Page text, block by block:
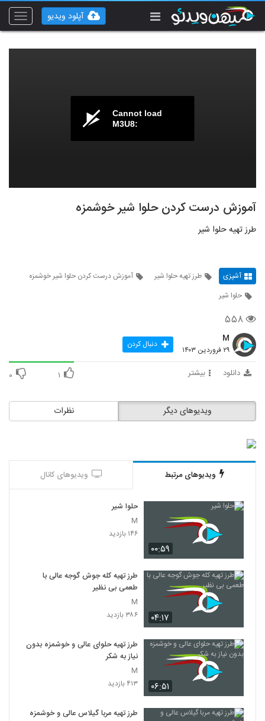
Toggle
آپلود ویدیو
Cannot load
M3U8:
آموزش درست کردن حلوا شیر خوشمزه
طرز تهیه حلوا شیر
آشپزی طرز تهیه حلوا شیر
آموزش درست کردن حلوا شیر خوشمزه
حلوا شیر
۵۵۸
M
۲۹ فروردین ۱۴۰۳ دنبال کردن
دانلود بیشتر ۱ ۰
نظرات ویدیوهای دیگر
ویدیوهای مرتبط ویدیوهای کانال
۰۰:۵۹
حلوا شیر
M
۱۴۶ بازدید
۰۴:۱۷
طرز تهیه کله جوش گوجه عالی با
طعمی بی نظیر
M
۳۸۶ بازدید
۰۶:۵۱
طرز تهیه حلوای عالی و خوشمزه بدون
نیاز به شکر
M
۴۱۳ بازدید
طرز تهیه مربا گیلاس عالی و خوشمزه